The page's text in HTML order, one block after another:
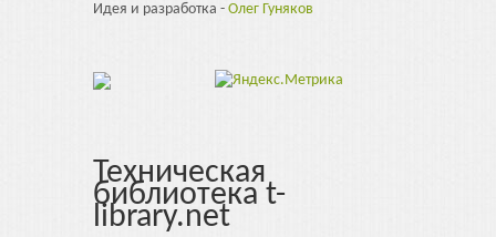
Идея и разработка - Олег Гуняков
Техническая
библиотека t-
library.net